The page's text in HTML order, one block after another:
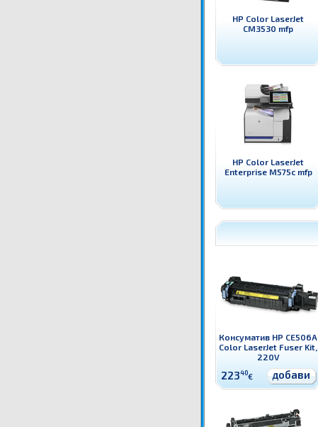
HP Color LaserJet
CM3530 mfp
HP Color LaserJet
Enterprise M575c mfp
Консуматив HP CE506A
Color LaserJet Fuser Kit,
220V
22340€ добави